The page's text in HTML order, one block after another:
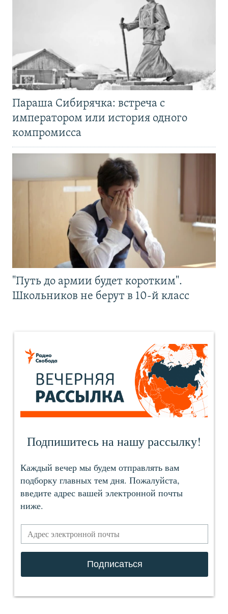
Параша Сибирячка: встреча с
императором или история одного
компромисса
"Путь до армии будет коротким".
Школьников не берут в 10-й класс